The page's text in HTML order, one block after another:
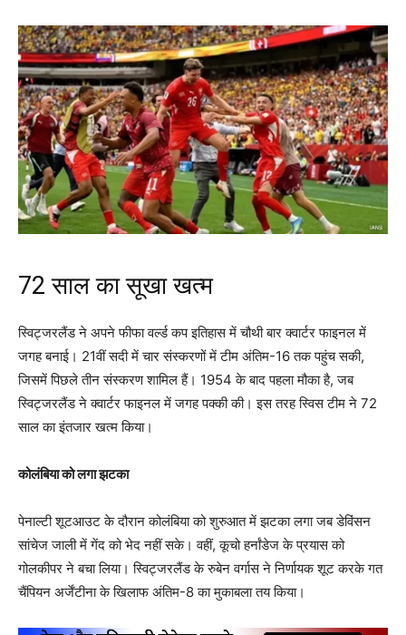
72 साल का सूखा खत्‍म
स्विट्जरलैंड ने अपने फीफा वर्ल्‍ड कप इतिहास में चौथी बार क्‍वार्टर फाइनल में
जगह बनाई। 21वीं सदी में चार संस्‍करणों में टीम अंतिम-16 तक पहुंच सकी,
जिसमें पिछले तीन संस्‍करण शामिल हैं। 1954 के बाद पहला मौका है, जब
स्विट्जरलैंड ने क्‍वार्टर फाइनल में जगह पक्‍की की। इस तरह स्विस टीम ने 72
साल का इंतजार खत्‍म किया।
कोलंबिया को लगा झटका
पेनाल्‍टी शूटआउट के दौरान कोलंबिया को शुरुआत में झटका लगा जब डेविंसन
सांचेज जाली में गेंद को भेद नहीं सके। वहीं, कूचो हर्नांडेज के प्रयास को
गोलकीपर ने बचा लिया। स्विट्जरलैंड के रुबेन वर्गास ने निर्णायक शूट करके गत
चैंपियन अर्जेंटीना के खिलाफ अंतिम-8 का मुकाबला तय किया।